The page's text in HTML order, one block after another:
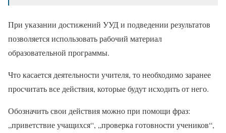
При указании достижений УУД и подведении результатов
позволяется использовать рабочий материал
образовательной программы.
Что касается деятельности учителя, то необходимо заранее
просчитать все действия, которые будут исходить от него.
Обозначить свои действия можно при помощи фраз:
„приветствие учащихся“, „проверка готовности учеников“,